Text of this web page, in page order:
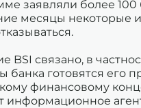
заявляли более 100
месяцы некоторые
BSI связано, в
банка готовятся его
финансовому
информационное